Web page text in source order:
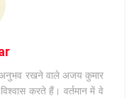
रखने वाले अजय कुमार
करते हैं। वर्तमान में वे